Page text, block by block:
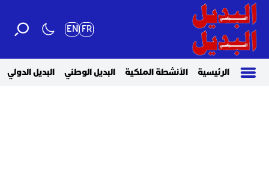
FR
EN
الرئيسية الأنشطة الملكية البديل الوطني البديل الدولي